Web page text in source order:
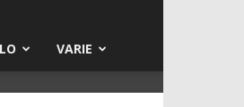
VARIE